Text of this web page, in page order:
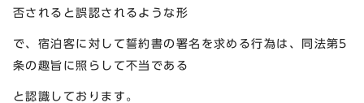
否されると誤認されるような形
で、宿泊客に対して誓約書の署名を求める行為は、同法第5
条の趣旨に照らして不当である
と認識しております。